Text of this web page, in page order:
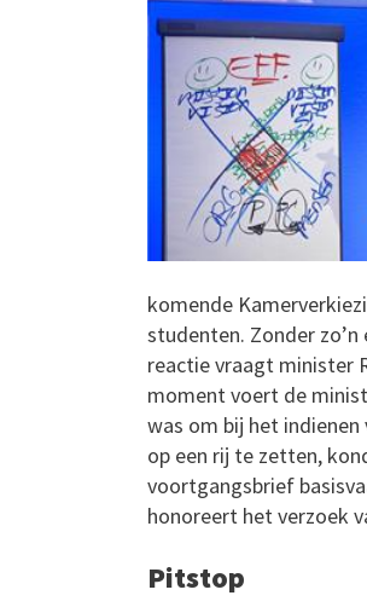
komende
studenten. Zonder
reactie vraagt minister
moment voert de
was om bij het
op een rij te zetten,
voortgangsbrief
honoreert het verzoek
Pitstop